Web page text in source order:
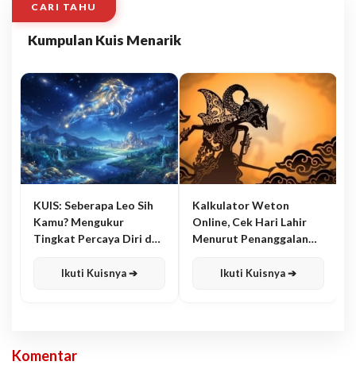
CARI TAHU
Kumpulan Kuis Menarik
KUIS: Seberapa Leo Sih
Kamu? Mengukur
Tingkat Percaya Diri dan
Ikuti Kuisnya ➔
Kalkulator Weton
Online, Cek Hari Lahir
Menurut Penanggalan
Ikuti Kuisnya ➔
Komentar